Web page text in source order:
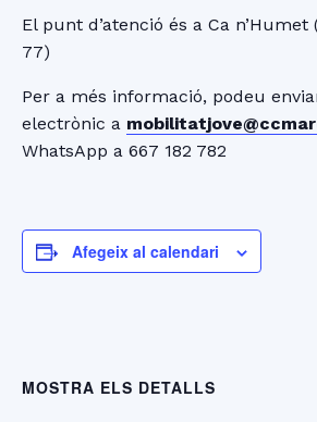
El punt d’atenció és a Ca
77)
Per a més informació, podeu
electrònic a
WhatsApp a 667 182 782
Afegeix al calendari
MOSTRA ELS DETALLS